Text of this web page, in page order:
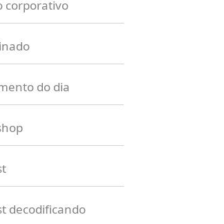
corporativo
do dia
decodificando